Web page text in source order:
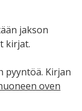
jakson
kirjat.
pyyntöä. Kirjan
oven